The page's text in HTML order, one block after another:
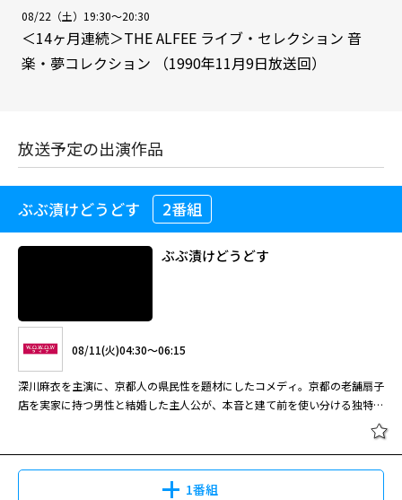
08/22（土）19:30～20:30
＜14ヶ月連続＞THE ALFEE ライブ・セレクション 音
楽・夢コレクション （1990年11月9日放送回）
放送予定の出演作品
ぶぶ漬けどうどす 2番組
ぶぶ漬けどうどす
08/11(火)04:30～06:15
深川麻衣を主演に、京都人の県民性を題材にしたコメディ。京都の老舗扇子
店を実家に持つ男性と結婚した主人公が、本音と建て前を使い分ける独特の
1番組